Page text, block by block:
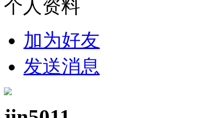
个人资料
加为好友
发送消息